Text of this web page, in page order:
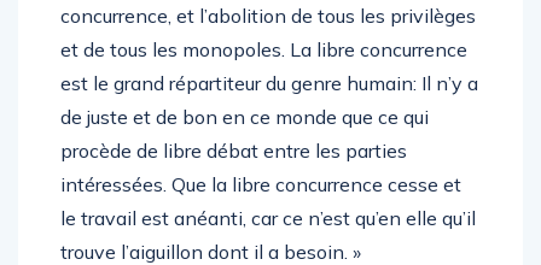
concurrence, et l’abolition de tous les privilèges
et de tous les monopoles. La libre concurrence
est le grand répartiteur du genre humain: Il n’y a
de juste et de bon en ce monde que ce qui
procède de libre débat entre les parties
intéressées. Que la libre concurrence cesse et
le travail est anéanti, car ce n’est qu’en elle qu’il
trouve l’aiguillon dont il a besoin. »